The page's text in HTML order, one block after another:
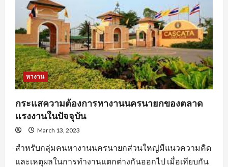
หา
งาน
บัญชี
ตลอด
จน
การ
หา
ข้อมูล
จาก
แหล่ง
ต่างๆ
หางาน
กระแสความต้องการหางานนครนายกของตลาด
แรงงานในปัจจุบัน
March 13, 2023
สำหรับกลุ่มคนหางานนครนายกส่วนใหญ่มีแนวความคิด
และเหตุผลในการทำงานแตกต่างกันออกไป เมื่อเทียบกัน